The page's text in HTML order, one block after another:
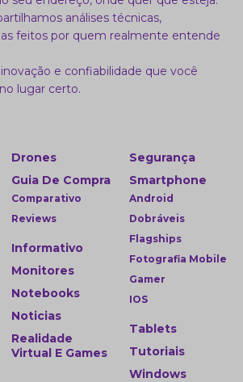
análises técnicas,
feitos por quem realmente entende
e confiabilidade que você
lugar certo.
Drones
Guia De Compra
Comparativo
Reviews
Informativo
Monitores
Notebooks
Noticias
Realidade
Virtual E Games
Segurança
Smartphone
Android
Dobráveis
Flagships
Fotografia Mobile
Gamer
IOS
Tablets
Tutoriais
Windows